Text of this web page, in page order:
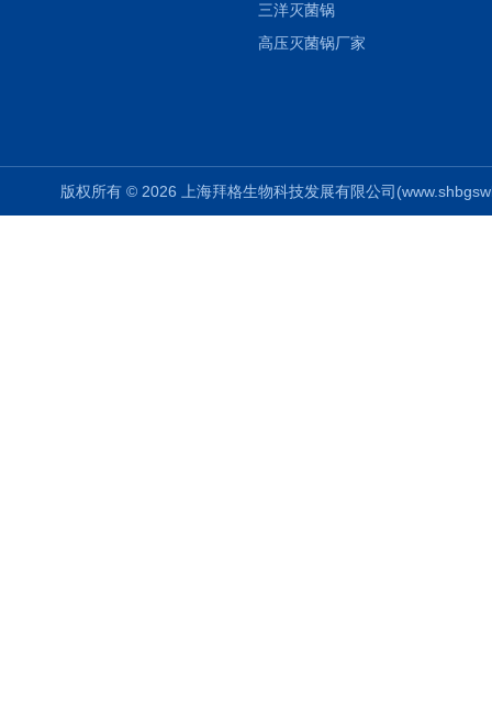
三洋灭菌锅
高压灭菌锅厂家
版权所有 © 2026 上海拜格生物科技发展有限公司